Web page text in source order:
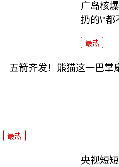
广岛核
扔的\"都
最热
五箭齐发！熊猫这一巴掌
最热
央视短